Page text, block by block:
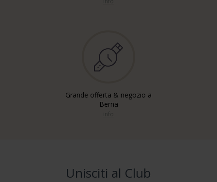
Grande offerta & negozio a
Berna
Unisciti al Club